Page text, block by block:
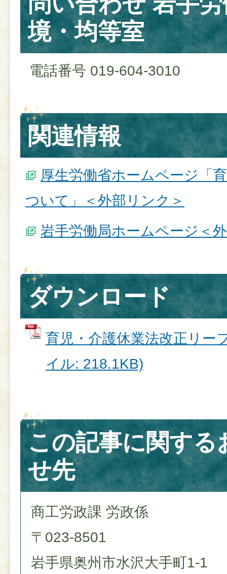
境・均等室
電話番号 019-604-3010
関連情報
厚生労働省ホームページ「
ついて」＜外部リンク＞
岩手労働局ホームページ＜
ダウンロード
育児・介護休業法改正リー
イル: 218.1KB)
この記事に関する
せ先
商工労政課 労政係
〒023-8501
岩手県奥州市水沢大手町1-1